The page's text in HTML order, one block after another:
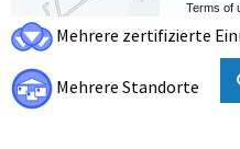
Terms of
Mehrere zertifizierte
Mehrere Standorte